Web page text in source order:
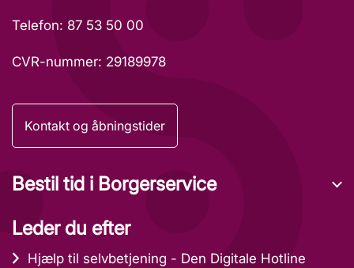
Telefon: 87 53 50 00
CVR-nummer: 29189978
Kontakt og åbningstider
Bestil tid i Borgerservice
Leder du efter
Hjælp til selvbetjening - Den Digitale Hotline